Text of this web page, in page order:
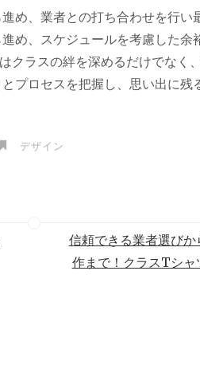
め、業者との打ち合わせを行い
め、スケジュールを考慮した余
クラスの絆を深めるだけでなく
プロセスを把握し、思い出に残
デザイン
信頼できる業者選び
作まで！クラスTシャ